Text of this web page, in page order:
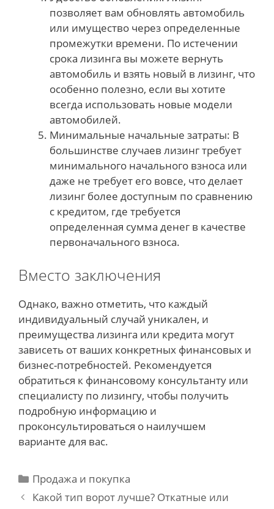
позволяет вам обновлять автомобиль
или имущество через определенные
промежутки времени. По истечении
срока лизинга вы можете вернуть
автомобиль и взять новый в лизинг, что
особенно полезно, если вы хотите
всегда использовать новые модели
автомобилей.
Минимальные начальные затраты: В
большинстве случаев лизинг требует
минимального начального взноса или
даже не требует его вовсе, что делает
лизинг более доступным по сравнению
с кредитом, где требуется
определенная сумма денег в качестве
первоначального взноса.
Вместо заключения
Однако, важно отметить, что каждый
индивидуальный случай уникален, и
преимущества лизинга или кредита могут
зависеть от ваших конкретных финансовых и
бизнес-потребностей. Рекомендуется
обратиться к финансовому консультанту или
специалисту по лизингу, чтобы получить
подробную информацию и
проконсультироваться о наилучшем
варианте для вас.
Categories
Продажа и покупка
PostКакой тип ворот лучше? Откатные или